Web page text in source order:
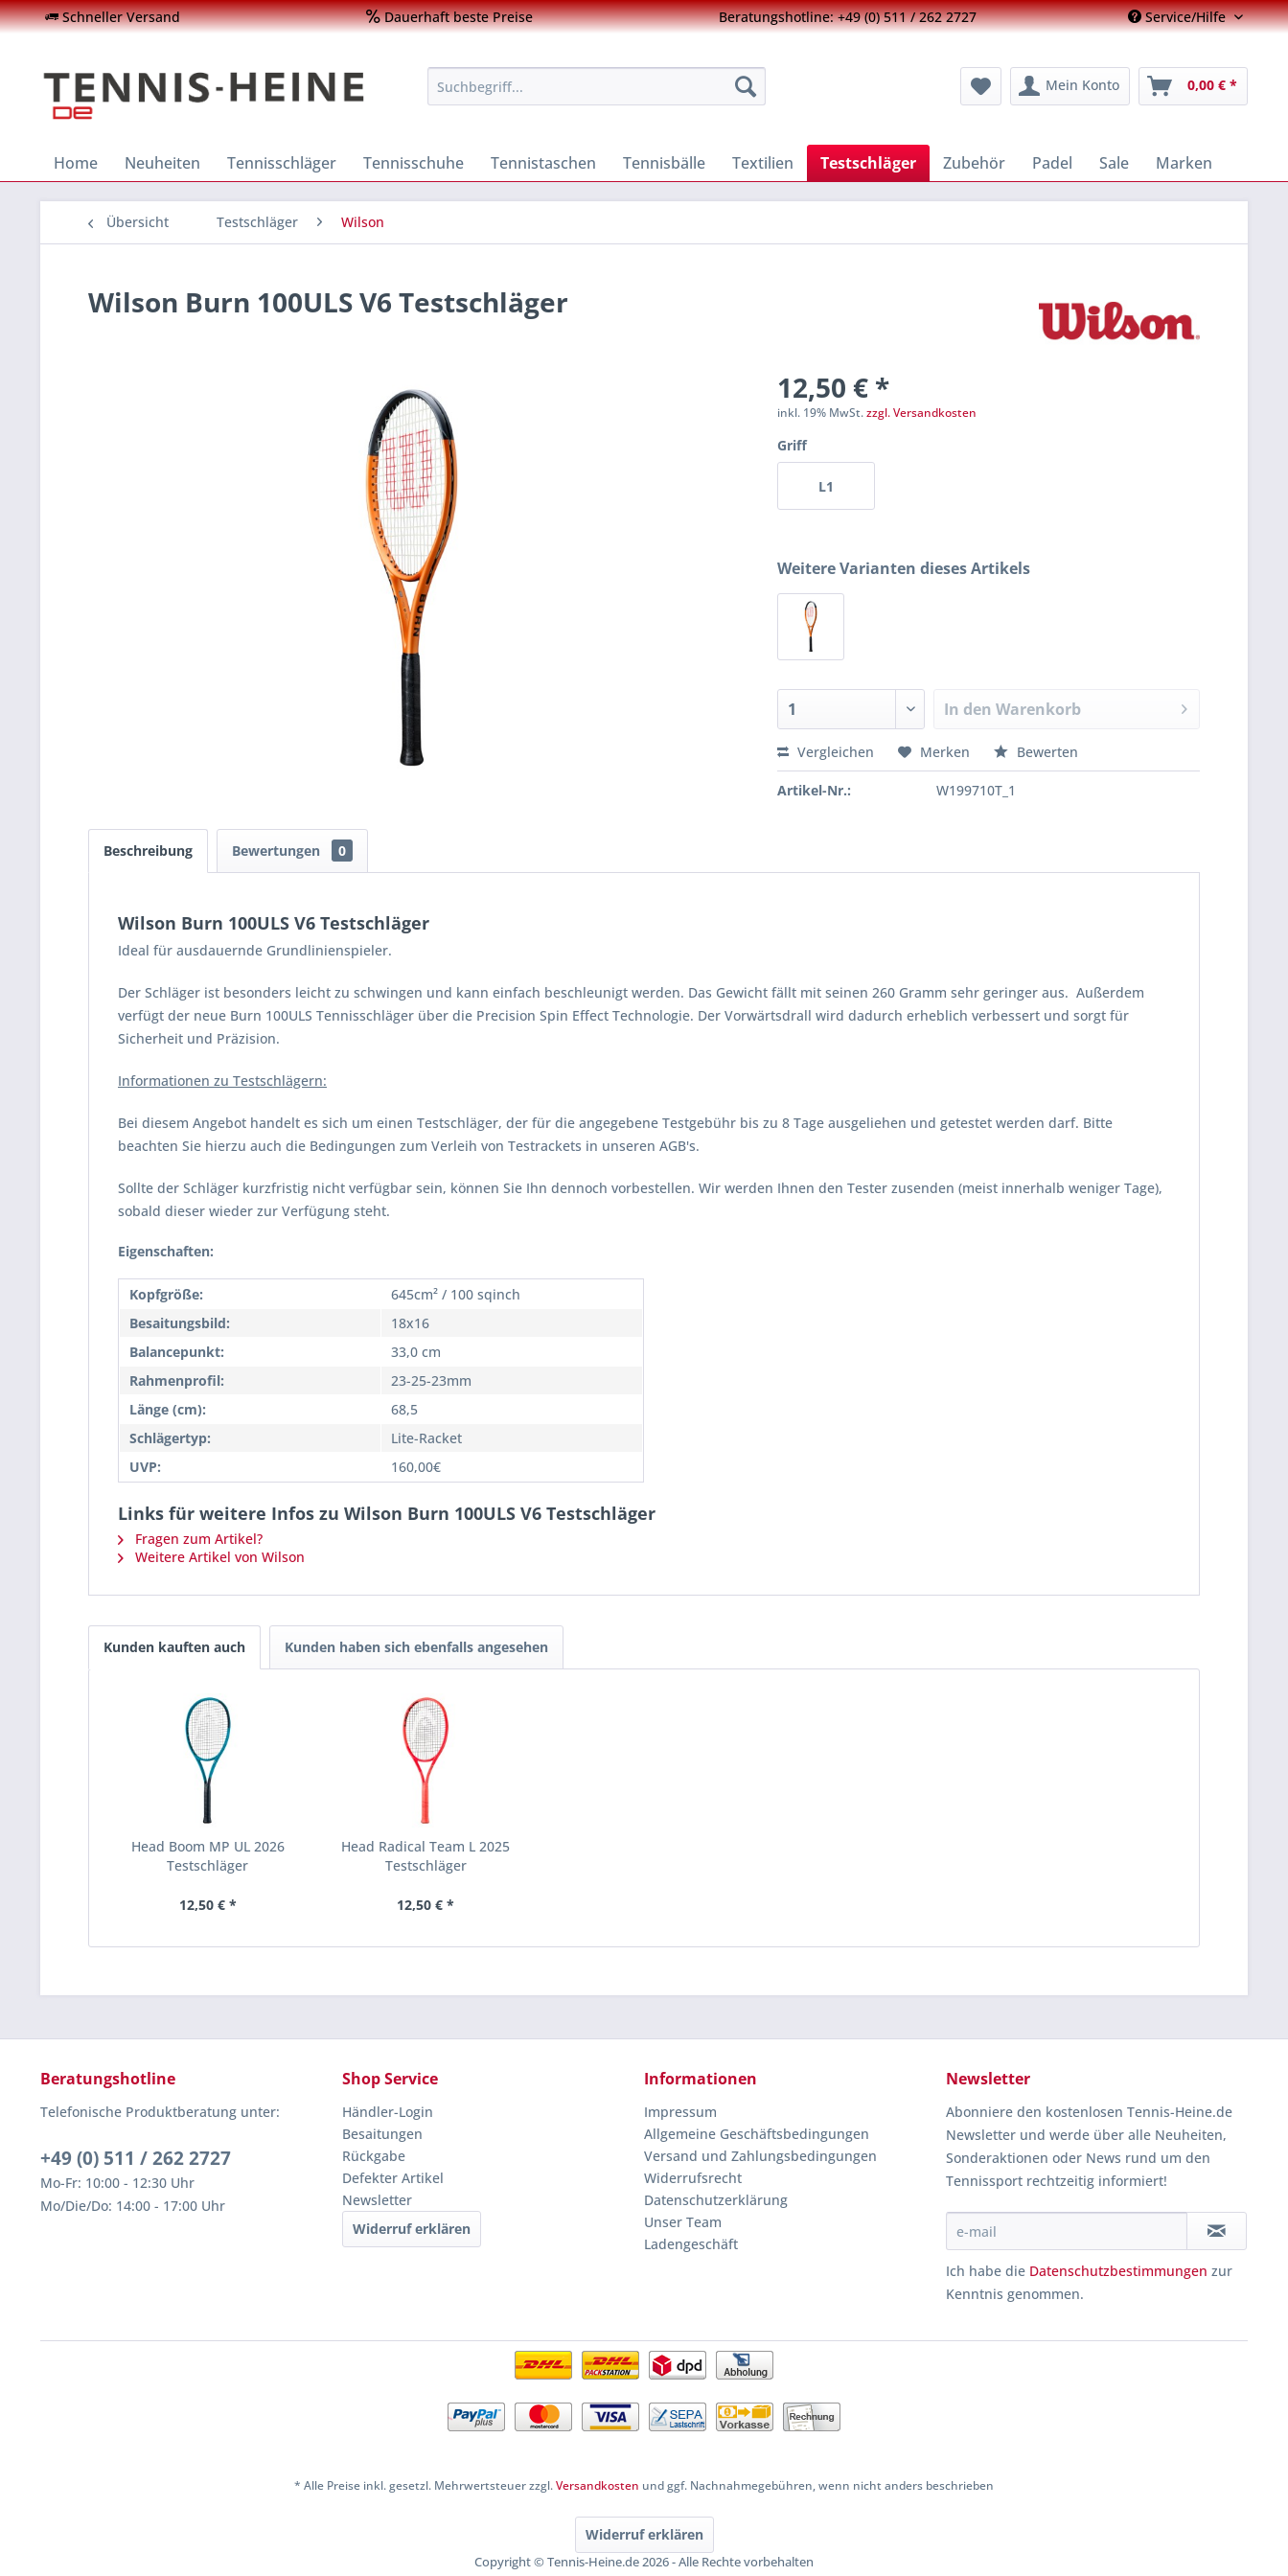
Schneller Versand Dauerhaft beste Preise Beratungshotline: +49 (0) 511 / 262 2727 Service/Hilfe
Mein Konto 0,00 € *
Home Neuheiten Tennisschläger Tennisschuhe Tennistaschen Tennisbälle Textilien Testschläger Zubehör Padel Sale Marken
Übersicht Testschläger Wilson
Wilson Burn 100ULS V6 Testschläger
12,50 € *
inkl. 19% MwSt.zzgl. Versandkosten
Griff
L1
Weitere Varianten dieses Artikels
In den Warenkorb
Vergleichen Merken Bewerten
Artikel-Nr.: W199710T_1
Beschreibung Bewertungen 0
Wilson Burn 100ULS V6 Testschläger
Ideal für ausdauernde Grundlinienspieler.
Der Schläger ist besonders leicht zu schwingen und kann einfach beschleunigt werden. Das Gewicht fällt mit seinen 260 Gramm sehr geringer aus. Außerdem
verfügt der neue Burn 100ULS Tennisschläger über die Precision Spin Effect Technologie. Der Vorwärtsdrall wird dadurch erheblich verbessert und sorgt für
Sicherheit und Präzision.
Informationen zu Testschlägern:
Bei diesem Angebot handelt es sich um einen Testschläger, der für die angegebene Testgebühr bis zu 8 Tage ausgeliehen und getestet werden darf. Bitte
beachten Sie hierzu auch die Bedingungen zum Verleih von Testrackets in unseren AGB's.
Sollte der Schläger kurzfristig nicht verfügbar sein, können Sie Ihn dennoch vorbestellen. Wir werden Ihnen den Tester zusenden (meist innerhalb weniger Tage),
sobald dieser wieder zur Verfügung steht.
Eigenschaften:
Kopfgröße:
645cm² / 100 sqinch
Besaitungsbild:
18x16
Balancepunkt:
33,0 cm
Rahmenprofil:
23-25-23mm
Länge (cm):
68,5
Schlägertyp:
Lite-Racket
UVP:
160,00€
Links für weitere Infos zu Wilson Burn 100ULS V6 Testschläger
Fragen zum Artikel?
Weitere Artikel von Wilson
Kunden kauften auch Kunden haben sich ebenfalls angesehen
Head Boom MP UL 2026
Testschläger
12,50 € *
Head Radical Team L 2025
Testschläger
12,50 € *
Beratungshotline
Telefonische Produktberatung unter:
+49 (0) 511 / 262 2727
Mo-Fr: 10:00 - 12:30 Uhr
Mo/Die/Do: 14:00 - 17:00 Uhr
Shop Service
Händler-Login
Besaitungen
Rückgabe
Defekter Artikel
Newsletter
Widerruf erklären
Informationen
Impressum
Allgemeine Geschäftsbedingungen
Versand und Zahlungsbedingungen
Widerrufsrecht
Datenschutzerklärung
Unser Team
Ladengeschäft
Newsletter
Abonniere den kostenlosen Tennis-Heine.de
Newsletter und werde über alle Neuheiten,
Sonderaktionen oder News rund um den
Tennissport rechtzeitig informiert!
Ich habe die Datenschutzbestimmungen zur
Kenntnis genommen.
* Alle Preise inkl. gesetzl. Mehrwertsteuer zzgl.Versandkosten und ggf. Nachnahmegebühren, wenn nicht anders beschrieben
Widerruf erklären
Copyright © Tennis-Heine.de 2026 - Alle Rechte vorbehalten